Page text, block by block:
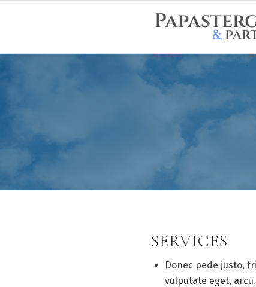
SERVICES
Donec pede justo,
vulputate eget, arcu.